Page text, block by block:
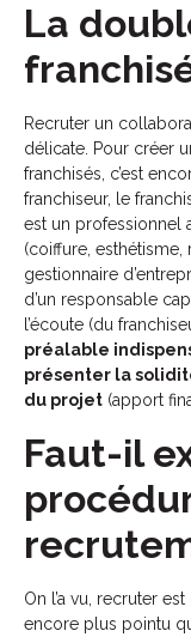
La
Recruter un
délicate. Pour créer
franchisés, c’est
franchiseur, le
est un professionnel
(coiffure, esthétisme,
gestionnaire
d’un responsable
l’écoute (du
préalable
présenter la
du projet (apport
Faut-il
On l’a vu, recruter
encore plus pointu